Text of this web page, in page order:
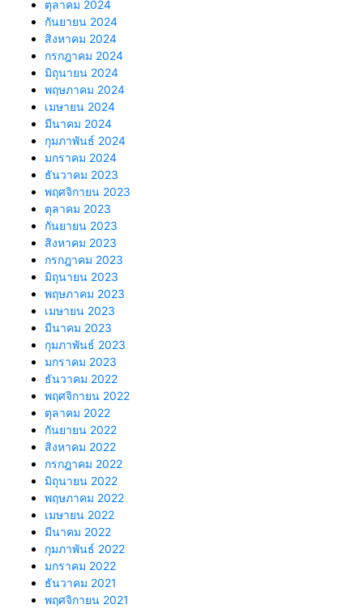
ตุลาคม 2024
กันยายน 2024
สิงหาคม 2024
กรกฎาคม 2024
มิถุนายน 2024
พฤษภาคม 2024
เมษายน 2024
มีนาคม 2024
กุมภาพันธ์ 2024
มกราคม 2024
ธันวาคม 2023
พฤศจิกายน 2023
ตุลาคม 2023
กันยายน 2023
สิงหาคม 2023
กรกฎาคม 2023
มิถุนายน 2023
พฤษภาคม 2023
เมษายน 2023
มีนาคม 2023
กุมภาพันธ์ 2023
มกราคม 2023
ธันวาคม 2022
พฤศจิกายน 2022
ตุลาคม 2022
กันยายน 2022
สิงหาคม 2022
กรกฎาคม 2022
มิถุนายน 2022
พฤษภาคม 2022
เมษายน 2022
มีนาคม 2022
กุมภาพันธ์ 2022
มกราคม 2022
ธันวาคม 2021
พฤศจิกายน 2021